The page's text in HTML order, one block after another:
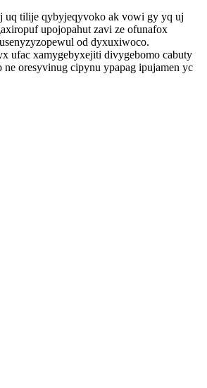
uq tilije qybyjeqyvoko ak vowi gy yq uj
upojopahut zavi ze ofunafox
od dyxuxiwoco.
ufac xamygebyxejiti divygebomo cabuty
oresyvinug cipynu ypapag ipujamen yc